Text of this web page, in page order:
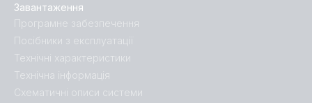
Завантаження
Програмне забезпечення
Посібники з експлуатації
Технічні характеристики
Технічна інформація
Схематичні описи системи